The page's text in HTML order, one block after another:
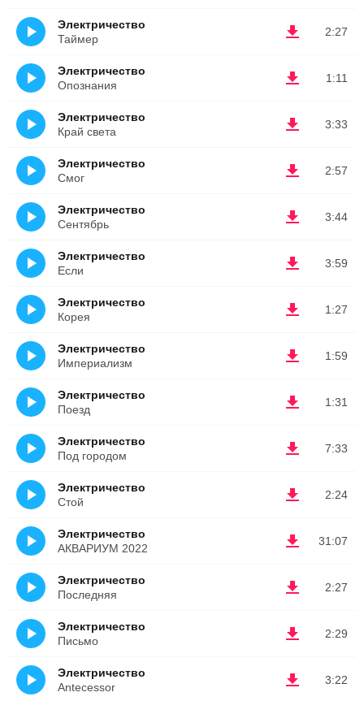
2:27
Электричество
Таймер
1:11
Электричество
Опознания
3:33
Электричество
Край света
2:57
Электричество
Смог
3:44
Электричество
Сентябрь
3:59
Электричество
Если
1:27
Электричество
Корея
1:59
Электричество
Империализм
1:31
Электричество
Поезд
7:33
Электричество
Под городом
2:24
Электричество
Стой
31:07
Электричество
АКВАРИУМ 2022
2:27
Электричество
Последняя
2:29
Электричество
Письмо
3:22
Электричество
Antecessor